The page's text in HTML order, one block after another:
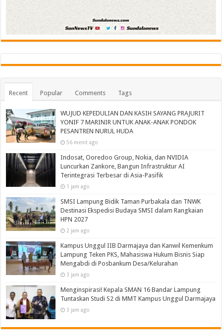
Recent Popular Comments Tags
WUJUD KEPEDULIAN DAN KASIH SAYANG PRAJURIT
YONIF 7 MARINIR UNTUK ANAK-ANAK PONDOK
PESANTREN NURUL HUDA‎
56 menit ago
Indosat, Ooredoo Group, Nokia, dan NVIDIA
Luncurkan Zankore, Bangun Infrastruktur AI
Terintegrasi Terbesar di Asia-Pasifik
1 jam ago
SMSI Lampung Bidik Taman Purbakala dan TNWK
Destinasi Ekspedisi Budaya SMSI dalam Rangkaian
HPN 2027
2 jam ago
Kampus Unggul IIB Darmajaya dan Kanwil Kemenkum
Lampung Teken PKS, Mahasiswa Hukum Bisnis Siap
Mengabdi di Posbankum Desa/Kelurahan
3 jam ago
Menginspirasi! Kepala SMAN 16 Bandar Lampung
Tuntaskan Studi S2 di MMT Kampus Unggul Darmajaya
3 jam ago